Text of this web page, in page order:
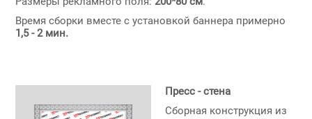
Время сборки вместе с установкой баннера примерно
1,5 - 2 мин.
Пресс - стена
Сборная конструкция из